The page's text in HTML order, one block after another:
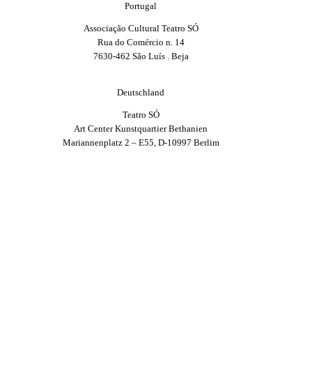
Portugal
Associação Cultural Teatro SÓ
Rua do Comércio n. 14
7630-462 São Luís . Beja
Deutschland
Teatro SÓ
Art Center Kunstquartier Bethanien
Mariannenplatz 2 – E55, D-10997 Berlim